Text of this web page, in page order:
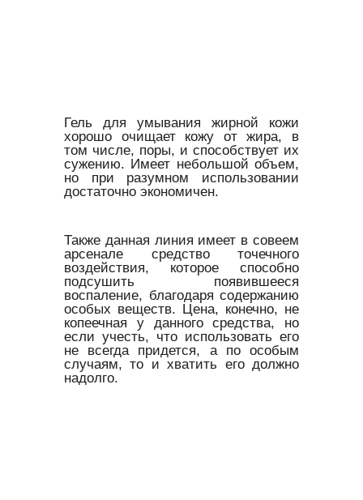
Гель для умывания жирной кожи
хорошо очищает кожу от жира, в
том числе, поры, и способствует их
сужению. Имеет небольшой объем,
но при разумном использовании
достаточно экономичен.
Также данная линия имеет в совеем
арсенале средство точечного
воздействия, которое способно
подсушить появившееся
воспаление, благодаря содержанию
особых веществ. Цена, конечно, не
копеечная у данного средства, но
если учесть, что использовать его
не всегда придется, а по особым
случаям, то и хватить его должно
надолго.